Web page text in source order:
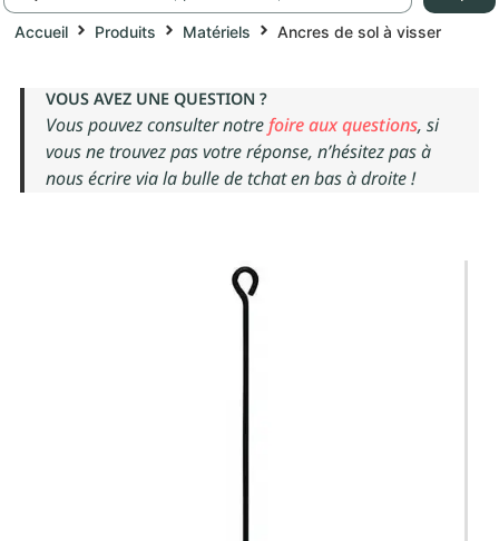
Accueil Produits Matériels Ancres de sol à visser
VOUS AVEZ UNE QUESTION ?
Vous pouvez consulter notrefoire aux questions, si
vous ne trouvez pas votre réponse, n’hésitez pas à
nous écrire via la bulle de tchat en bas à droite !